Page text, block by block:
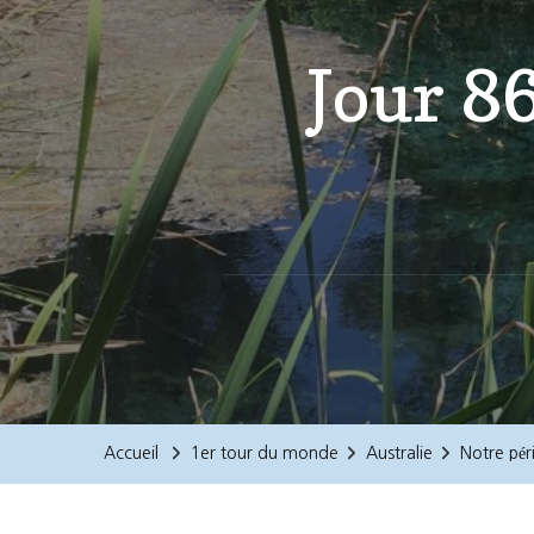
Jour
Accueil 1er tour du monde Australie Notre